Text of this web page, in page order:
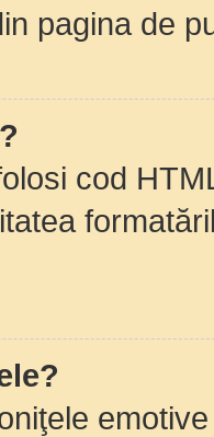
pagina de
cod